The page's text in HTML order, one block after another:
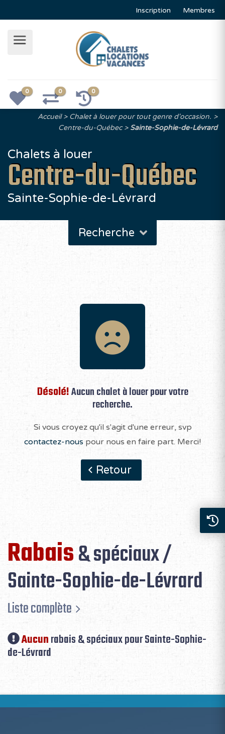
Inscription Membres
0 0 0
Accueil
Chalet à louer pour tout genre d'occasion.
Centre-du-Québec
Sainte-Sophie-de-Lévrard
Chalets à louer
Centre-du-Québec
Sainte-Sophie-de-Lévrard
Recherche
Désolé!Aucun chalet à louer pour votre
recherche.
Si vous croyez qu'il s'agit d'une erreur, svp
contactez-nous pour nous en faire part. Merci!
Retour
Rabais& spéciaux /
Sainte-Sophie-de-Lévrard
Liste complète
Aucunrabais & spéciaux pour Sainte-Sophie-
de-Lévrard